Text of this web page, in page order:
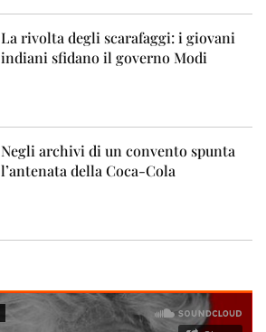
La rivolta degli scarafaggi: i giovani
indiani sfidano il governo Modi
Negli archivi di un convento spunta
l’antenata della Coca-Cola